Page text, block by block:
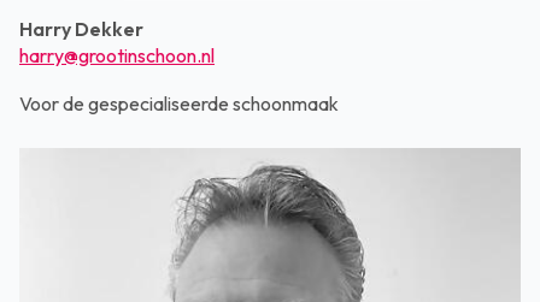
Harry Dekker
harry@grootinschoon.nl
Voor de gespecialiseerde schoonmaak